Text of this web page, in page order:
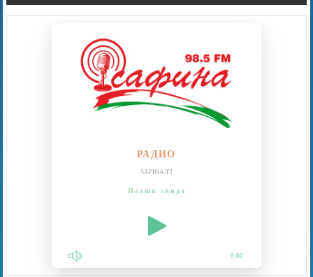
РАДИО
SAFINA.TJ
Пахши зинда
0:00